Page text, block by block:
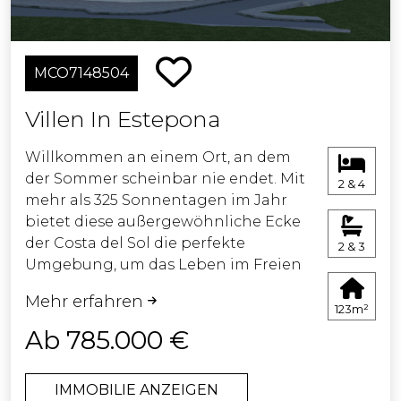
erstklassigen Lage und der sicheren
Umgebung ist diese Entwicklung die
perfekte Wahl für Familien, die einen
außergewöhnlichen Lebensstil
Grundstücke ab 803 m² und
großzügige Innenräume, die bis zu
634 m² groß sein können. Die
flexiblen Grundrisse mit vier bis fünf
Schlafzimmern und Badezimmern
ermöglichen es, den Wohnraum
individuell zu gestalten und den
widerzuspiegeln.
Verpasse nicht die Gelegenheit, in
MCO7148504
Villen In Estepona
Willkommen an einem Ort, an dem
der Sommer scheinbar nie endet. Mit
mehr als 325 Sonnentagen im Jahr
bietet diese außergewöhnliche Ecke
der Costa del Sol die perfekte
Umgebung, um das Leben im Freien
Entdecken Sie eine exklusive
Kollektion von nur 33 modernen
Luxusvillen, die sorgfältig entworfen
wurden, um zeitgenössische
Mehr erfahren
Ab 785.000 €
IMMOBILIE ANZEIGEN
2 & 4
2 & 3
123m²